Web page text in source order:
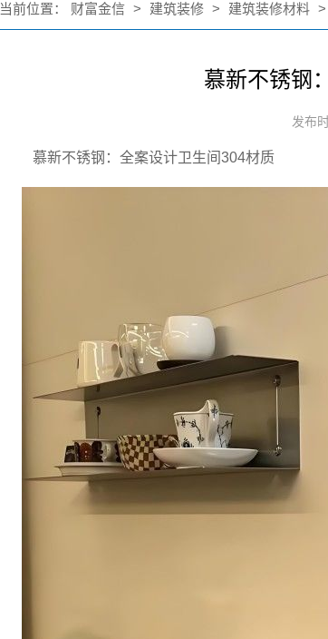
当前位置： 财富金信 > 建筑装修 > 建筑装修材料 >
慕新不锈钢
发布
慕新不锈钢：全案设计卫生间304材质